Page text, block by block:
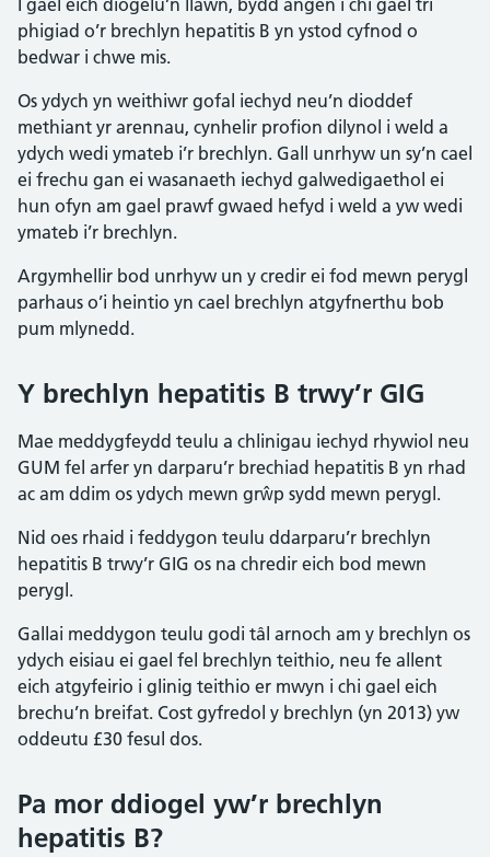
I gael eich diogelu’n llawn, bydd angen i chi gael tri
phigiad o’r brechlyn hepatitis B yn ystod cyfnod o
bedwar i chwe mis.
Os ydych yn weithiwr gofal iechyd neu’n dioddef
methiant yr arennau, cynhelir profion dilynol i weld a
ydych wedi ymateb i’r brechlyn. Gall unrhyw un sy’n cael
ei frechu gan ei wasanaeth iechyd galwedigaethol ei
hun ofyn am gael prawf gwaed hefyd i weld a yw wedi
ymateb i’r brechlyn.
Argymhellir bod unrhyw un y credir ei fod mewn perygl
parhaus o’i heintio yn cael brechlyn atgyfnerthu bob
pum mlynedd.
Y brechlyn hepatitis B trwy’r GIG
Mae meddygfeydd teulu a chlinigau iechyd rhywiol neu
GUM fel arfer yn darparu’r brechiad hepatitis B yn rhad
ac am ddim os ydych mewn grŵp sydd mewn perygl.
Nid oes rhaid i feddygon teulu ddarparu’r brechlyn
hepatitis B trwy’r GIG os na chredir eich bod mewn
perygl.
Gallai meddygon teulu godi tâl arnoch am y brechlyn os
ydych eisiau ei gael fel brechlyn teithio, neu fe allent
eich atgyfeirio i glinig teithio er mwyn i chi gael eich
brechu’n breifat. Cost gyfredol y brechlyn (yn 2013) yw
oddeutu £30 fesul dos.
Pa mor ddiogel yw’r brechlyn
hepatitis B?